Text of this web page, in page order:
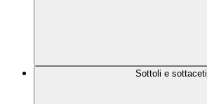
Sottoli e sottaceti